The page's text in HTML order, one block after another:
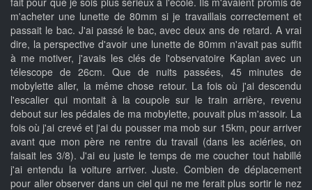
m'acheter une lunette de 80mm si je travaillais correctement et
passait le bac. J'ai passé le bac, avec deux ans de retard. A vrai
dire, la perspective d'avoir une lunette de 80mm n'avait pas suffit
à me motiver, j'avais les clés de l'observatoire Kaplan avec un
télescope de 26cm. Que de nuits passées, 45 minutes de
mobylette aller, la même chose retour. La fois où j'ai descendu
l'escalier qui montait à la coupole sur le train arrière, revenu
debout sur les pédales de ma mobylette, pouvait plus m'assoir. La
fois où j'ai crevé et j'ai du pousser ma mob sur 15km, pour arriver
avant que mon père ne rentre du travail (dans les aciéries, on
faisait les 3/8). J'ai eu juste le temps de me coucher tout habillé
j'ai entendu la voiture arriver. Juste. Combien de déplacement
pour aller observer dans un ciel qui ne me ferait plus sortir le nez